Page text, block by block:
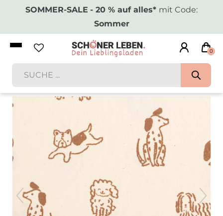
SOMMER-SALE - 20 % auf alles* mit Code:
Sommer
0